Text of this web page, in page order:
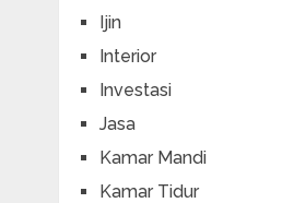
Ijin
Interior
Investasi
Jasa
Kamar Mandi
Kamar Tidur